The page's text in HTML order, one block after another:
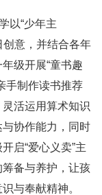
以“少年主
创意，并结合各年
级开展“童书趣
手制作读书推荐
活运用算术知识
协作能力，同时
启“爱心义卖”主
备与养护，让孩
与奉献精神。